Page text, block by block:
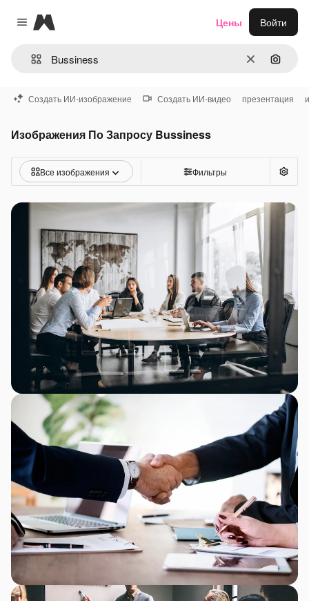
Close menu
Magnific
ОчиститьПоиск
Цены Войти
Создать ИИ-изображение Создать ИИ-видео презентация
Изображения По Запросу Bussiness
Все изображения Фильтры